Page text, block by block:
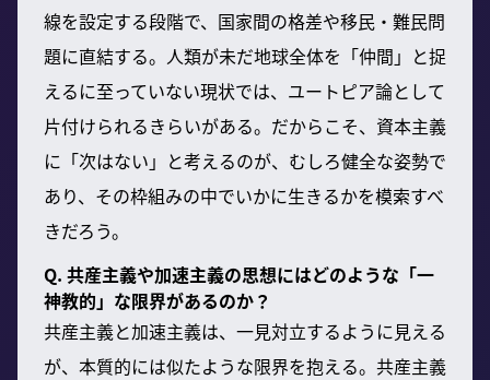
線を設定する段階で、国家間の格差や移民・難民問
題に直結する。人類が未だ地球全体を「仲間」と捉
えるに至っていない現状では、ユートピア論として
片付けられるきらいがある。だからこそ、資本主義
に「次はない」と考えるのが、むしろ健全な姿勢で
あり、その枠組みの中でいかに生きるかを模索すべ
きだろう。
Q. 共産主義や加速主義の思想にはどのような「一
神教的」な限界があるのか？
共産主義と加速主義は、一見対立するように見える
が、本質的には似たような限界を抱える。共産主義